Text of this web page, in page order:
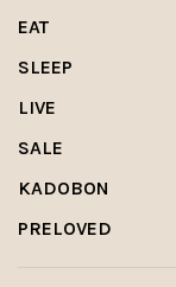
EAT
SLEEP
LIVE
SALE
KADOBON
PRELOVED